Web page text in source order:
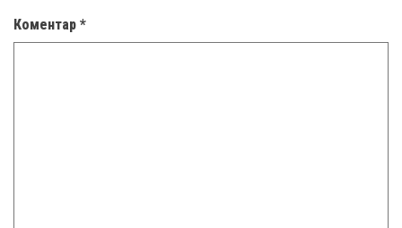
Коментар *